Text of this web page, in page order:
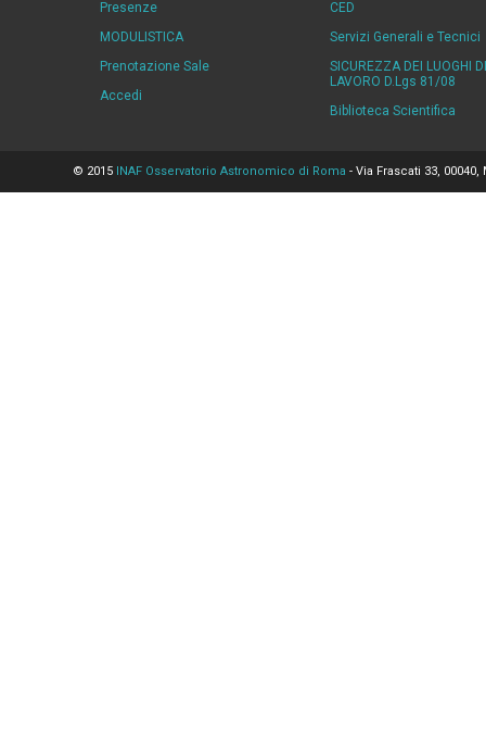
Presenze
MODULISTICA
Prenotazione Sale
Accedi
CED
Servizi Generali e Tecnici
SICUREZZA DEI LUOGHI DI
LAVORO D.Lgs 81/08
Biblioteca Scientifica
© 2015 INAF Osservatorio Astronomico di Roma - Via Frascati 33,